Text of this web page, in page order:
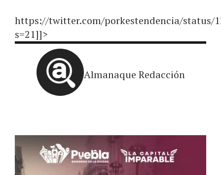
https://twitter.com/porkestendencia/status/
s=21]]>
Almanaque Redacción